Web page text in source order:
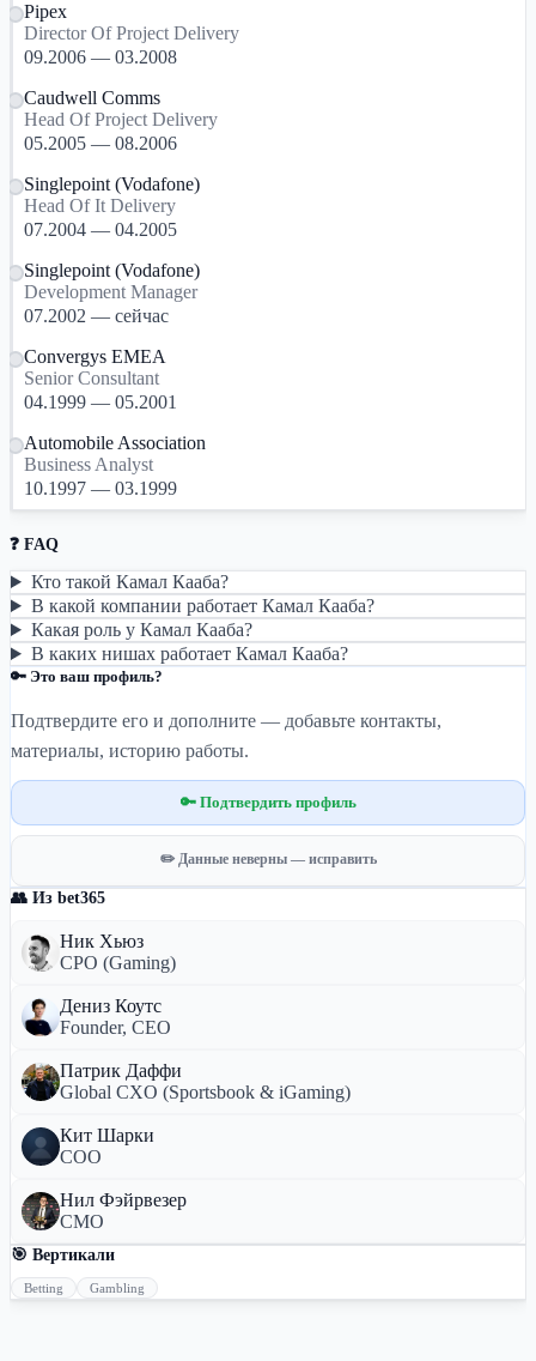
Pipex
Director Of Project Delivery
09.2006 — 03.2008
Caudwell Comms
Head Of Project Delivery
05.2005 — 08.2006
Singlepoint (Vodafone)
Head Of It Delivery
07.2004 — 04.2005
Singlepoint (Vodafone)
Development Manager
07.2002 — сейчас
Convergys EMEA
Senior Consultant
04.1999 — 05.2001
Automobile Association
Business Analyst
10.1997 — 03.1999
❓ FAQ
Кто такой Камал Кааба?
В какой компании работает Камал Кааба?
Какая роль у Камал Кааба?
В каких нишах работает Камал Кааба?
🔑 Это ваш профиль?
Подтвердите его и дополните — добавьте контакты,
материалы, историю работы.
🔑 Подтвердить профиль
✏️ Данные неверны — исправить
👥 Из bet365
Ник Хьюз
CPO (Gaming)
Дениз Коутс
Founder, CEO
Патрик Даффи
Global CXO (Sportsbook & iGaming)
Кит Шарки
COO
Нил Фэйрвезер
CMO
🎯 Вертикали
Betting Gambling